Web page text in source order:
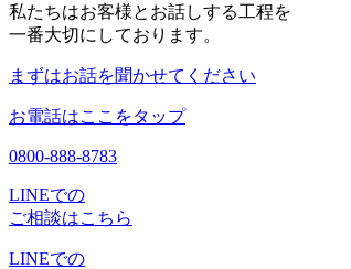
私たちはお客様とお話しする工程を
一番大切にしております。
まずはお話を聞かせてください
お電話はここをタップ
0800-888-8783
LINEでの
ご相談はこちら
LINEでの